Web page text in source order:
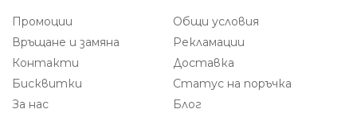
Промоции
Общи условия
Връщане и замяна
Рекламации
Контакти
Доставка
Бисквитки
Статус на поръчка
За нас
Блог